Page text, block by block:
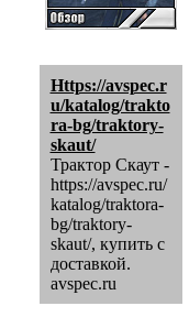
Https://avspec.r
u/katalog/trakto
ra-bg/traktory-
skaut/
Трактор Скаут -
https://avspec.ru/
katalog/traktora-
bg/traktory-
skaut/, купить с
доставкой.
avspec.ru